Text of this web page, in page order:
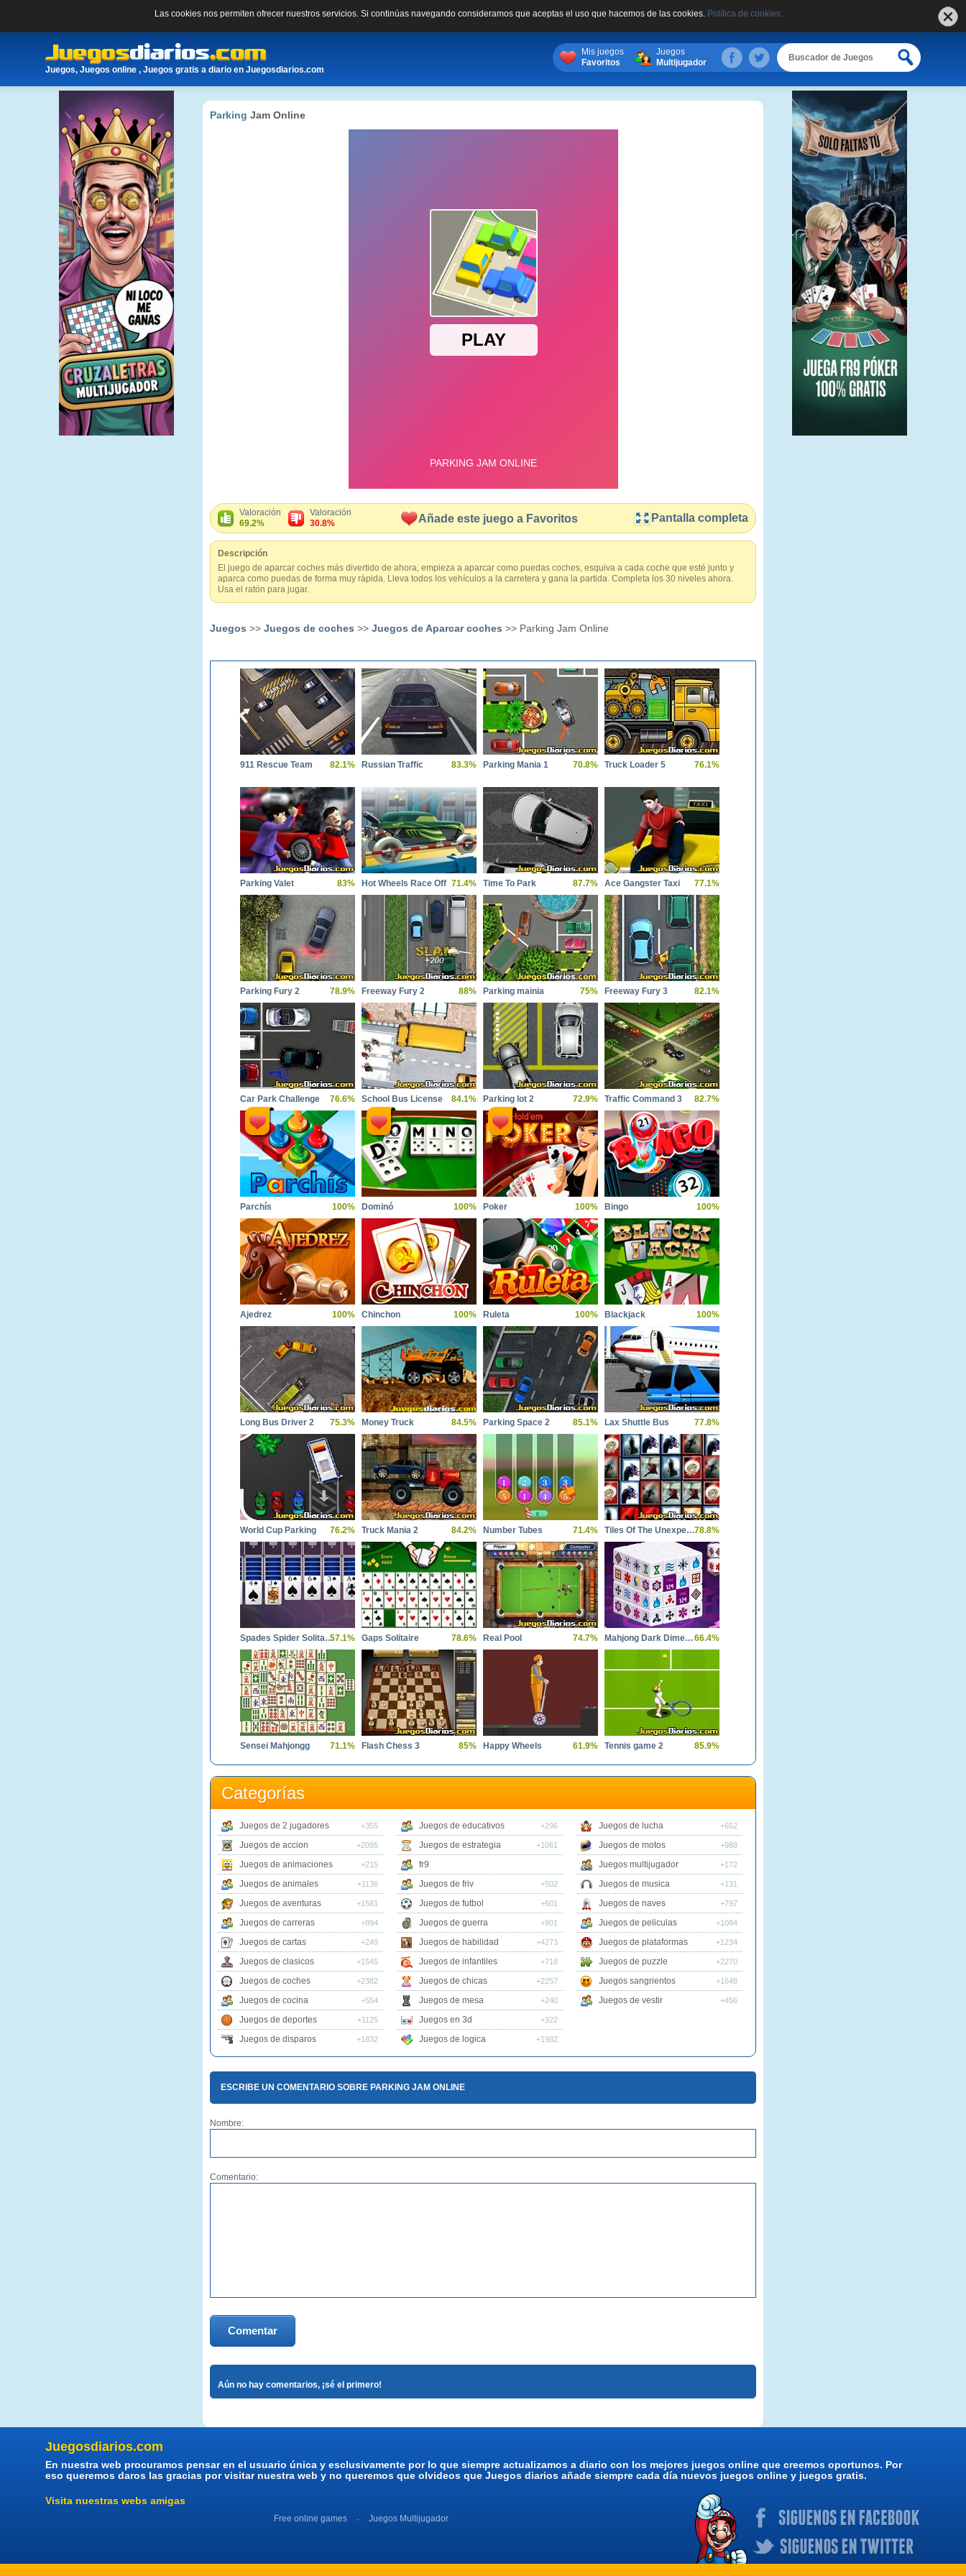
Las cookies nos permiten ofrecer nuestros servicios. Si continúas navegando consideramos que aceptas el uso que hacemos de las cookies. Política de cookies.
Juegos, Juegos online , Juegos gratis a diario en Juegosdiarios.com
Mis juegos
Favoritos
Juegos
Multijugador
Parking Jam Online
Valoración
69.2%
Valoración
30.8%
Añade este juego a Favoritos Pantalla completa
Descripción
El juego de aparcar coches más divertido de ahora, empieza a aparcar como puedas coches, esquiva a cada coche que esté junto y
aparca como puedas de forma muy ràpida. Lleva todos los vehículos a la carretera y gana la partida. Completa los 30 niveles ahora.
Usa el ratón para jugar.
Juegos >> Juegos de coches >> Juegos de Aparcar coches >> Parking Jam Online
911 Rescue Team 82.1% Russian Traffic 83.3% Parking Mania 1 70.8% Truck Loader 5 76.1%
Parking Valet 83% Hot Wheels Race Off 71.4% Time To Park 87.7% Ace Gangster Taxi 77.1%
Parking Fury 2 78.9% Freeway Fury 2 88% Parking mainia 75% Freeway Fury 3 82.1%
Car Park Challenge 76.6% School Bus License 84.1% Parking lot 2 72.9% Traffic Command 3 82.7%
Parchís 100% Dominó 100% Poker 100% Bingo 100%
Ajedrez 100% Chinchon 100% Ruleta 100% Blackjack 100%
Long Bus Driver 2 75.3% Money Truck 84.5% Parking Space 2 85.1% Lax Shuttle Bus 77.8%
World Cup Parking 76.2% Truck Mania 2 84.2% Number Tubes 71.4% Tiles Of The Unexpected78.8%
Spades Spider Solitaire57.1% Gaps Solitaire 78.6% Real Pool 74.7% Mahjong Dark Dimensions66.4%
Sensei Mahjongg 71.1% Flash Chess 3 85% Happy Wheels 61.9% Tennis game 2 85.9%
Categorías
Juegos de 2 jugadores +355
Juegos de accion +2095
Juegos de animaciones +215
Juegos de animales +1136
Juegos de aventuras +1581
Juegos de carreras +894
Juegos de cartas +249
Juegos de clasicos +1545
Juegos de coches +2382
Juegos de cocina +554
Juegos de deportes +1125
Juegos de disparos +1832
Juegos de educativos +296
Juegos de estrategia +1061
fr9
Juegos de friv
+502
Juegos de futbol +601
Juegos de guerra +901
Juegos de habilidad +4273
Juegos de infantiles +718
Juegos de chicas +2257
Juegos de mesa +240
Juegos en 3d +322
Juegos de logica +1982
Juegos de lucha +652
Juegos de motos +988
Juegos multijugador +172
Juegos de musica +131
Juegos de naves +797
Juegos de peliculas +1084
Juegos de plataformas +1234
Juegos de puzzle +2270
Juegos sangrientos +1648
Juegos de vestir +456
ESCRIBE UN COMENTARIO SOBRE PARKING JAM ONLINE
Nombre:
Comentario:
Comentar
Aún no hay comentarios, ¡sé el primero!
Juegosdiarios.com
En nuestra web procuramos pensar en el usuario única y esclusivamente por lo que siempre actualizamos a diario con los mejores juegos online que creemos oportunos. Por
eso queremos daros las gracias por visitar nuestra web y no queremos que olvideos que Juegos diarios añade siempre cada día nuevos juegos online y juegos gratis.
Visita nuestras webs amigas
Free online games Juegos Multijugador